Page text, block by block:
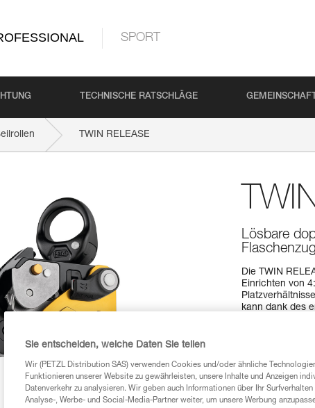
SPORT
TECHNISCHE RATSCHLÄGE GEMEINSCHAFT
TWIN RELEASE
Lösbare
Die TWIN
Einrichten von
kann dank des
Seitenteil
einer
von schweren
Einen Händler
Sie entscheiden, welche Daten Sie teilen
Wir (PETZL Distribution SAS) verwenden Cookies und/oder ähnliche
Funktionieren unserer Website zu gewährleisten, unsere Inhalte und Anzeigen
Datenverkehr zu analysieren. Wir geben auch Informationen über Ihr
Analyse-, Werbe- und Social-Media-Partner weiter, um unsere Werbung